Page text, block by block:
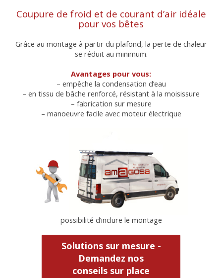
Coupure de froid et de courant d’air idéale
pour vos bêtes
Grâce au montage à partir du plafond, la perte de chaleur
se réduit au minimum.
Avantages pour vous:
– empêche la condensation d’eau
– en tissu de bâche renforcé, résistant à la moisissure
– fabrication sur mesure
– manoeuvre facile avec moteur électrique
possibilité d’inclure le montage
Solutions sur mesure -
Demandez nos
conseils sur place